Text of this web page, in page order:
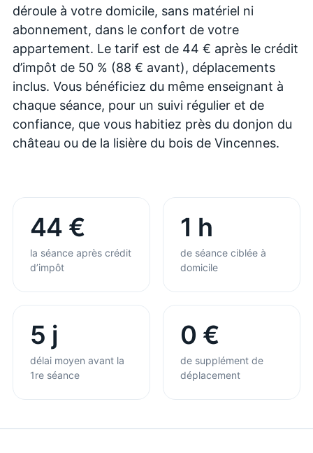
déroule à votre domicile, sans matériel ni
abonnement, dans le confort de votre
appartement. Le tarif est de 44 € après le crédit
d’impôt de 50 % (88 € avant), déplacements
inclus. Vous bénéficiez du même enseignant à
chaque séance, pour un suivi régulier et de
confiance, que vous habitiez près du donjon du
château ou de la lisière du bois de Vincennes.
44 €
la séance après crédit
d’impôt
1 h
de séance ciblée à
domicile
5 j
délai moyen avant la
1re séance
0 €
de supplément de
déplacement